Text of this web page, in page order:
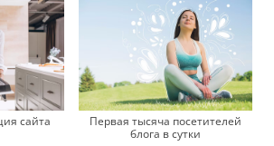
сайта
Первая тысяча посетителей
блога в сутки